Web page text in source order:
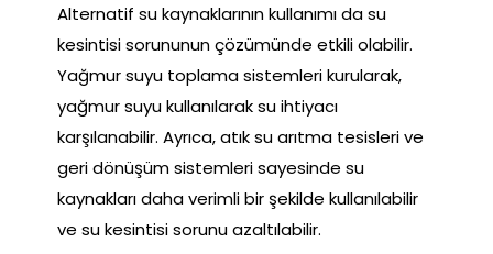
Alternatif su kaynaklarının kullanımı da su
kesintisi sorununun çözümünde etkili olabilir.
Yağmur suyu toplama sistemleri kurularak,
yağmur suyu kullanılarak su ihtiyacı
karşılanabilir. Ayrıca, atık su arıtma tesisleri ve
geri dönüşüm sistemleri sayesinde su
kaynakları daha verimli bir şekilde kullanılabilir
ve su kesintisi sorunu azaltılabilir.